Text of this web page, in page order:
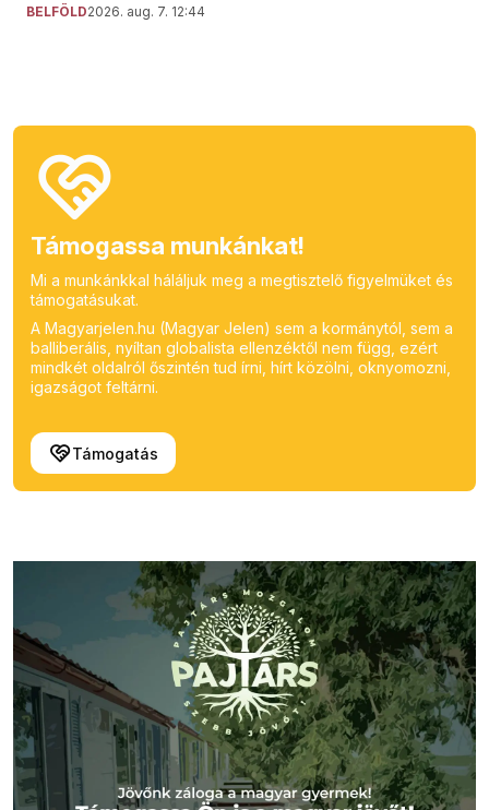
BELFÖLD2026. aug. 7. 12:44
Támogassa munkánkat!
Mi a munkánkkal háláljuk meg a megtisztelő figyelmüket és
támogatásukat.
A Magyarjelen.hu (Magyar Jelen) sem a kormánytól, sem a
balliberális, nyíltan globalista ellenzéktől nem függ, ezért
mindkét oldalról őszintén tud írni, hírt közölni, oknyomozni,
igazságot feltárni.
Támogatás